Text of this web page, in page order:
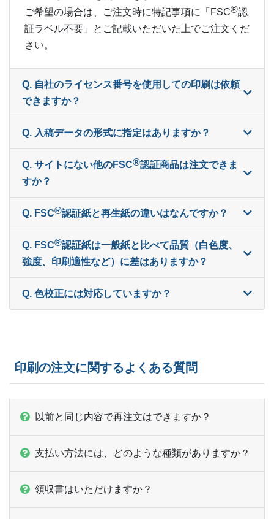
ご希望の場合は、ご注文時に特記事項に「FSC®︎認
証ラベル不要」とご記載いただいた上でご注文くだ
さい。
Q. 自社のライセンス番号を使用しての印刷は依頼
できますか？
Q. 入稿データの形式に指定はありますか？
Q. サイトにない他のFSC®認証商品は注文できま
すか？
Q. FSC®認証紙と再生紙の違いはなんですか？
Q. FSC®︎認証紙は一般紙と比べて品質（白色度、
強度、印刷適性など）に差はありますか？
Q. 色校正には対応していますか？
印刷の注文に関するよくある質問
以前と同じ内容で再注文はできますか？
支払い方法には、どのような種類がありますか？
領収書はいただけますか？